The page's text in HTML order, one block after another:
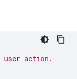
action.